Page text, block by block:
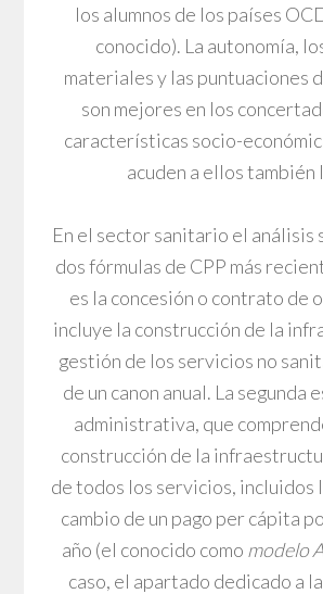
los alumnos de los países
conocido). La autonomía,
materiales y las puntuaciones
son mejores en los
características socio-
acuden a ellos también
En el sector sanitario el análisis
dos fórmulas de CPP más
es la concesión o contrato de
incluye la construcción de la
gestión de los servicios no
de un canon anual. La segunda
administrativa, que
construcción de la
de todos los servicios, incluidos
cambio de un pago per cápita
año (el conocido como modelo
caso, el apartado dedicado a